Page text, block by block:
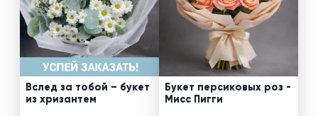
Вслед за тобой – букет
из хризантем
Букет персиковых роз -
Мисс Пигги